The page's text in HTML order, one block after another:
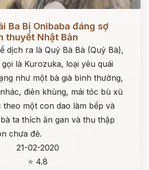
Ba Bị Onibaba đáng sợ
thuyết Nhật Bản
dịch ra là Quỷ Bà Bà (Quỷ Bà),
là Kurozuka, loại yêu quái
như một bà già bình thường,
điên khùng, mái tóc bù xù
theo một con dao làm bếp và
ta thích ăn gan và thu thập
chưa đẻ.
21-02-2020
⭐ 4.8